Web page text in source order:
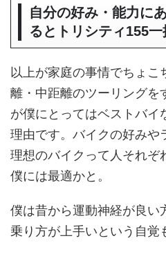
自分の好み・能力に
るとトリシティ155一
以上が家庭の事情でちょこ
離・中距離のツーリングを
が僕にとってはベストバイ
理由です。バイクの好みや
理想のバイクって人それぞ
僕には最適かと。
僕は昔から運動神経が良い
乗り方が上手いという自覚